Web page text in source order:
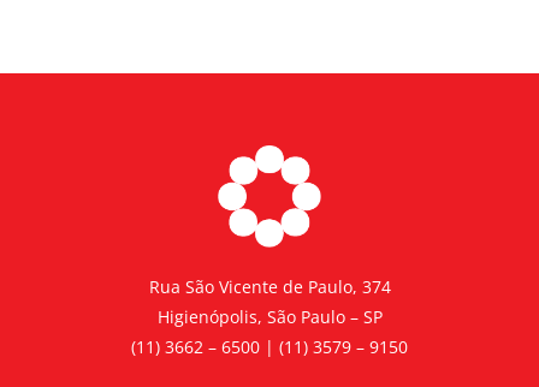
Rua São Vicente de Paulo, 374
Higienópolis, São Paulo – SP
(11) 3662 – 6500 | (11) 3579 – 9150